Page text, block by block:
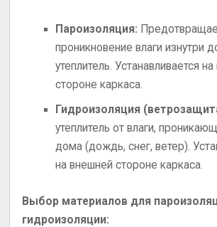
Пароизоляция:
проникновение влаги изнутри
утеплитель. Устанавливается
стороне каркаса.
Гидроизоляция
утеплитель от влаги,
дома (дождь, снег, ветер).
на внешней стороне каркаса.
Выбор материалов для
гидроизоляции: